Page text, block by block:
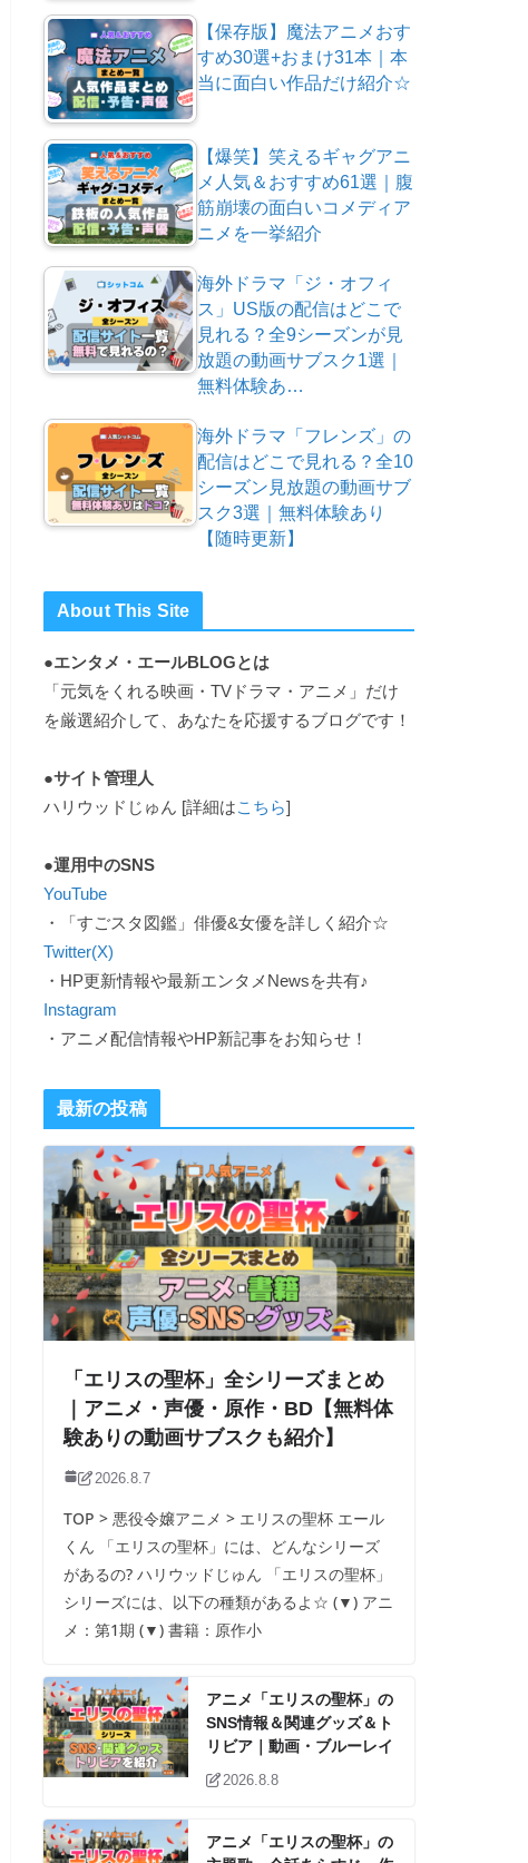
【保存版】魔法アニメおす
すめ30選+おまけ31本｜本
当に面白い作品だけ紹介☆
【爆笑】笑えるギャグアニ
メ人気＆おすすめ61選｜腹
筋崩壊の面白いコメディア
ニメを一挙紹介
海外ドラマ「ジ・オフィ
ス」US版の配信はどこで
見れる？全9シーズンが見
放題の動画サブスク1選｜
無料体験あ…
海外ドラマ「フレンズ」の
配信はどこで見れる？全10
シーズン見放題の動画サブ
スク3選｜無料体験あり
【随時更新】
About This Site
●エンタメ・エールBLOGとは
「元気をくれる映画・TVドラマ・アニメ」だけ
を厳選紹介して、あなたを応援するブログです！
●サイト管理人
ハリウッドじゅん [詳細はこちら]
●運用中のSNS
YouTube
・「すごスタ図鑑」俳優&女優を詳しく紹介☆
Twitter(X)
・HP更新情報や最新エンタメNewsを共有♪
Instagram
・アニメ配信情報やHP新記事をお知らせ！
最新の投稿
「エリスの聖杯」全シリーズまとめ
｜アニメ・声優・原作・BD【無料体
験ありの動画サブスクも紹介】
2026.8.7
TOP > 悪役令嬢アニメ > エリスの聖杯 エール
くん 「エリスの聖杯」には、どんなシリーズ
があるの? ハリウッドじゅん 「エリスの聖杯」
シリーズには、以下の種類があるよ☆ (▼) アニ
メ：第1期 (▼) 書籍：原作小
アニメ「エリスの聖杯」の
SNS情報＆関連グッズ＆ト
リビア｜動画・ブルーレイ
2026.8.8
アニメ「エリスの聖杯」の